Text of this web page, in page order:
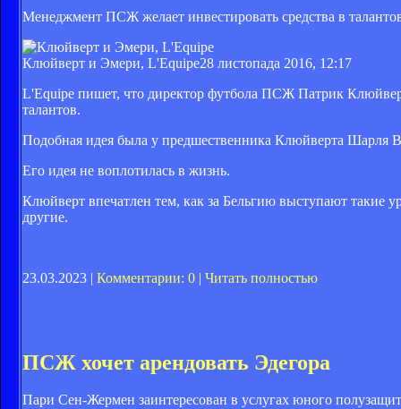
Менеджмент ПСЖ желает инвестировать средства в
Клюйверт и Эмери, L'Equipe28 листопада 2016, 12:17
L'Equipe пишет, что директор футбола ПСЖ Патрик
талантов.
Подобная идея была у предшественника Клюйверта Шарля
Его идея не воплотилась в жизнь.
Клюйверт впечатлен тем, как за Бельгию выступают
другие.
23.03.2023 | Комментарии: 0 | Читать полностью
ПСЖ хочет арендовать Эдегора
Пари Сен-Жермен заинтересован в услугах юного